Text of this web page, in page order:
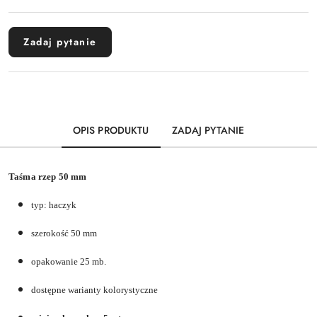
dostawa
Zadaj pytanie
OPIS PRODUKTU ZADAJ PYTANIE
Taśma rzep 50 mm
typ: haczyk
szerokość 50 mm
opakowanie 25 mb.
dostępne warianty kolorystyczne